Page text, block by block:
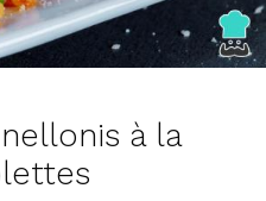
à la